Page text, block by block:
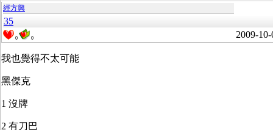
經方興
35
0 0 2009-10-
我也覺得不太可能
黑傑克
1 沒牌
2 有刀巴